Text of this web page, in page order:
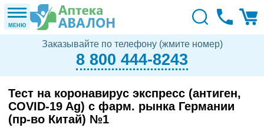
МЕНЮ
Заказывайте по телефону (жмите номер)
8 800 444-8243
Тест на коронавирус экспресс (антиген,
COVID-19 Ag) с фарм. рынка Германии
(пр-во Китай) №1